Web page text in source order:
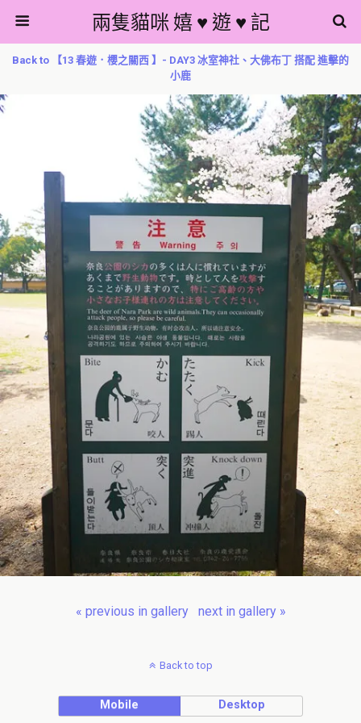
兩隻貓咪 嬉 ♥ 遊 ♥ 記
Back to 【13 春遊．櫻之關西 】- DAY3 冰室神社、大佛布丁 搭配 進擊的
小鹿
« previous in gallery next in gallery »
Back to top
Mobile Desktop